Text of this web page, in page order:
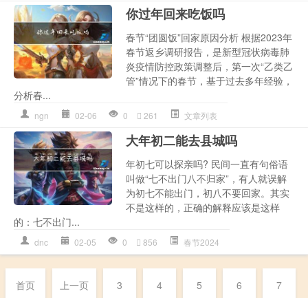
你过年回来吃饭吗
春节“团圆饭”回家原因分析 根据2023年
春节返乡调研报告，是新型冠状病毒肺
炎疫情防控政策调整后，第一次“乙类乙
管”情况下的春节，基于过去多年经验，
分析春...
ngn 02-06 0 261 文章列表
大年初二能去县城吗
年初七可以探亲吗? 民间一直有句俗语
叫做“七不出门八不归家”，有人就误解
为初七不能出门，初八不要回家。其实
不是这样的，正确的解释应该是这样
的：七不出门...
dnc 02-05 0 856 春节2024
首页 上一页 3 4 5 6 7